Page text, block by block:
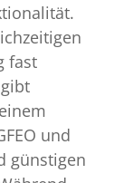
fast
und
günstigen